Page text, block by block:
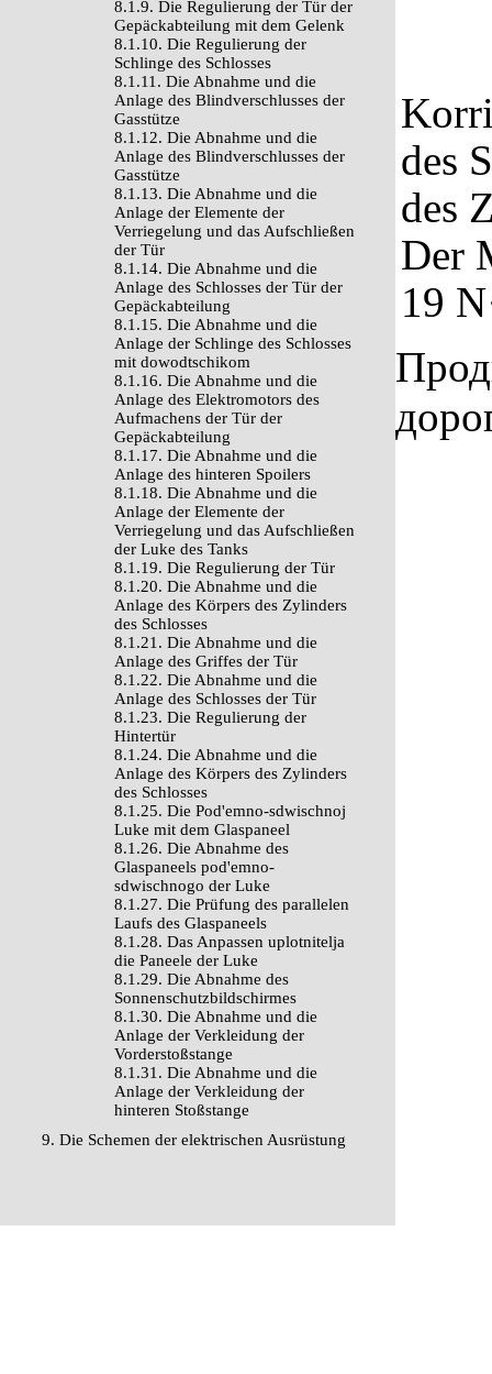
8.1.9. Die Regulierung der Tür der
Gepäckabteilung mit dem Gelenk
8.1.10. Die Regulierung der
Schlinge des Schlosses
8.1.11. Die Abnahme und die
Anlage des Blindverschlusses der
Gasstütze
8.1.12. Die Abnahme und die
Anlage des Blindverschlusses der
Gasstütze
8.1.13. Die Abnahme und die
Anlage der Elemente der
Verriegelung und das Aufschließen
der Tür
8.1.14. Die Abnahme und die
Anlage des Schlosses der Tür der
Gepäckabteilung
8.1.15. Die Abnahme und die
Anlage der Schlinge des Schlosses
mit dowodtschikom
8.1.16. Die Abnahme und die
Anlage des Elektromotors des
Aufmachens der Tür der
Gepäckabteilung
8.1.17. Die Abnahme und die
Anlage des hinteren Spoilers
8.1.18. Die Abnahme und die
Anlage der Elemente der
Verriegelung und das Aufschließen
der Luke des Tanks
8.1.19. Die Regulierung der Tür
8.1.20. Die Abnahme und die
Anlage des Körpers des Zylinders
des Schlosses
8.1.21. Die Abnahme und die
Anlage des Griffes der Tür
8.1.22. Die Abnahme und die
Anlage des Schlosses der Tür
8.1.23. Die Regulierung der
Hintertür
8.1.24. Die Abnahme und die
Anlage des Körpers des Zylinders
des Schlosses
8.1.25. Die Pod'emno-sdwischnoj
Luke mit dem Glaspaneel
8.1.26. Die Abnahme des
Glaspaneels pod'emno-
sdwischnogo der Luke
8.1.27. Die Prüfung des parallelen
Laufs des Glaspaneels
8.1.28. Das Anpassen uplotnitelja
die Paneele der Luke
8.1.29. Die Abnahme des
Sonnenschutzbildschirmes
8.1.30. Die Abnahme und die
Anlage der Verkleidung der
Vorderstoßstange
8.1.31. Die Abnahme und die
Anlage der Verkleidung der
hinteren Stoßstange
9. Die Schemen der elektrischen Ausrüstung
des
des
Der
19